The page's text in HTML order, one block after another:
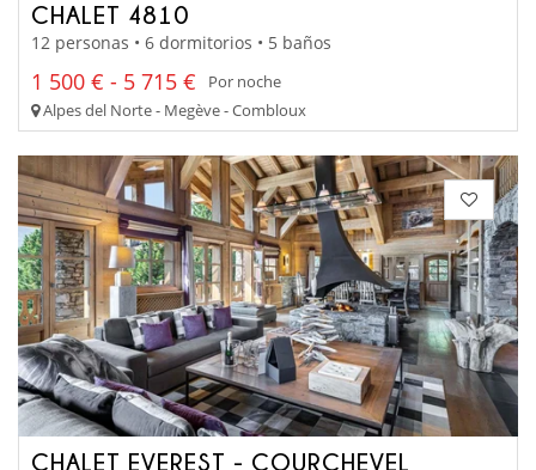
CHALET 4810
12 personas • 6 dormitorios • 5 baños
1 500 € - 5 715 €
Por noche
Alpes del Norte - Megève - Combloux
CHALET EVEREST - COURCHEVEL